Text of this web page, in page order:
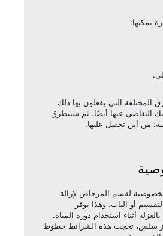
يمكنها:
المختلفة التي يفعلون بها ذلك
التغاضي عنها أيضًا. ثم سنتطرق
من أين تحصل عليها.
لقسم المرحاض لإزالة
أو الباب. وهذا يوفر
أثناء استخدام دورة المياه.
سلس، تحجب هذه الشرائط خطوط